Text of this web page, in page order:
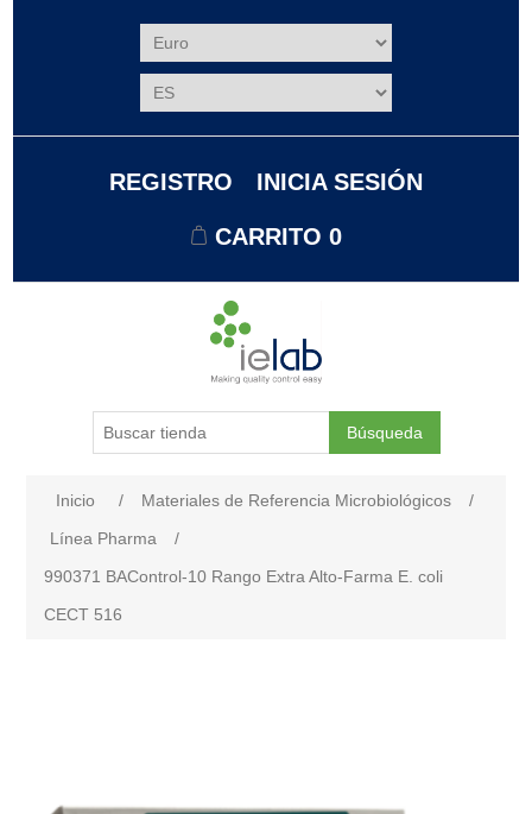
REGISTRO INICIA SESIÓN
CARRITO 0
Búsqueda
Inicio / Materiales de Referencia Microbiológicos
/
Línea Pharma
/
990371 BAControl-10 Rango Extra Alto-Farma E. coli
CECT 516